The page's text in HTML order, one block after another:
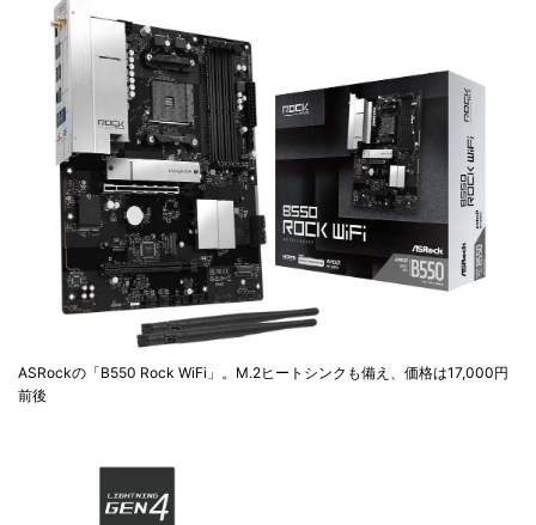
ASRockの「B550 Rock WiFi」。M.2ヒートシンクも備え、価格は17,000円
前後